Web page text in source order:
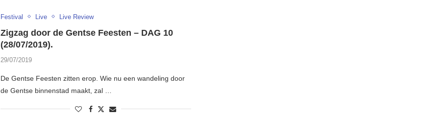
Festival Live Live Review
Zigzag door de Gentse Feesten – DAG 10
(28/07/2019).
29/07/2019
De Gentse Feesten zitten erop. Wie nu een wandeling door
de Gentse binnenstad maakt, zal …